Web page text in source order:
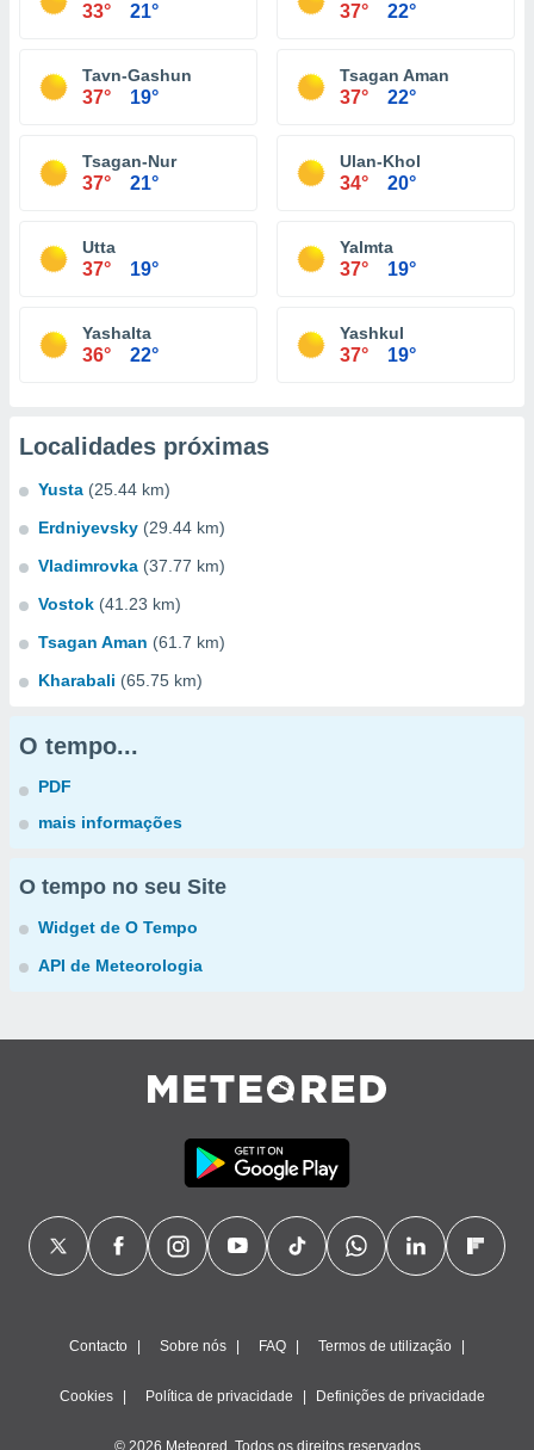
33° 21° 37° 22°
Tavn-Gashun
37° 19°
Tsagan Aman
37° 22°
Tsagan-Nur
37° 21°
Ulan-Khol
34° 20°
Utta
37° 19°
Yalmta
37° 19°
Yashalta
36° 22°
Yashkul
37° 19°
Localidades próximas
Yusta (25.44 km)
Erdniyevsky (29.44 km)
Vladimrovka (37.77 km)
Vostok (41.23 km)
Tsagan Aman (61.7 km)
Kharabali (65.75 km)
O tempo...
PDF
mais informações
O tempo no seu Site
Widget de O Tempo
API de Meteorologia
Contacto Sobre nós FAQ Termos de utilização
Cookies Política de privacidade Definições de privacidade
© 2026 Meteored. Todos os direitos reservados